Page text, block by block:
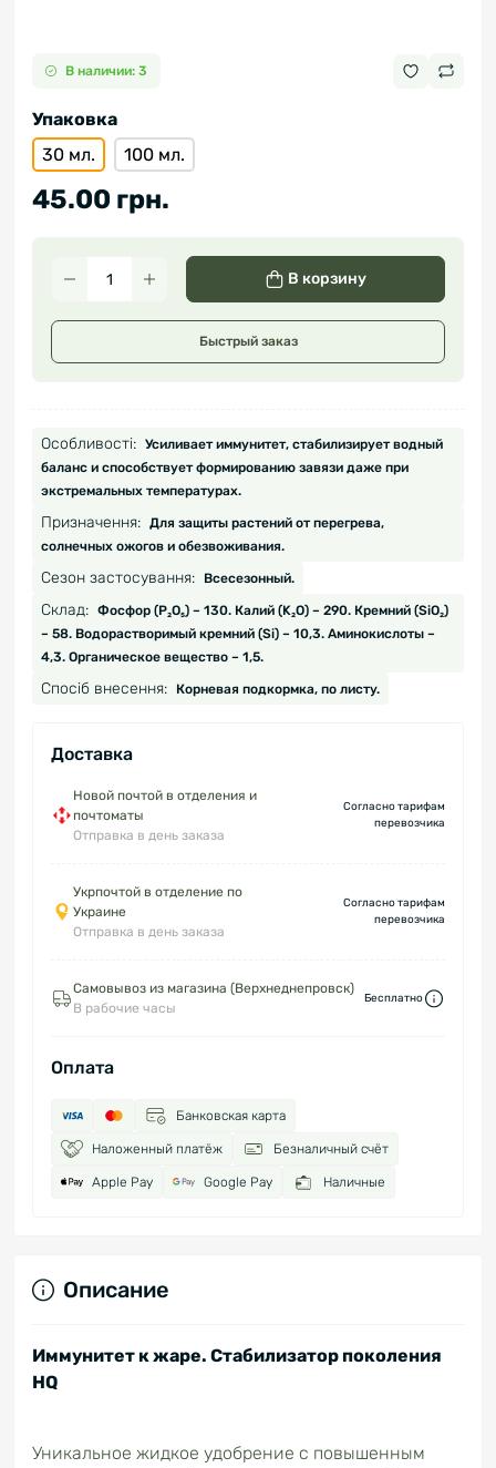
В наличии: 3
Упаковка
30 мл.
100 мл.
45.00 грн.
В корзину
Быстрый заказ
Особливості: Усиливает иммунитет, стабилизирует водный
баланс и способствует формированию завязи даже при
экстремальных температурах.
Призначення: Для защиты растений от перегрева,
солнечных ожогов и обезвоживания.
Сезон застосування: Всесезонный.
Склад: Фосфор (P₂O₅) – 130. Калий (K₂O) – 290. Кремний (SiO₂)
– 58. Водорастворимый кремний (Si) – 10,3. Аминокислоты –
4,3. Органическое вещество – 1,5.
Спосіб внесення: Корневая подкормка, по листу.
Доставка
Новой почтой в отделения и
почтоматы
Отправка в день заказа
Согласно тарифам
перевозчика
Укрпочтой в отделение по
Украине
Отправка в день заказа
Согласно тарифам
перевозчика
Самовывоз из магазина (Верхнеднепровск)
В рабочие часы
Бесплатно
Оплата
Банковская карта
Наложенный платёж Безналичный счёт
Apple Pay Google Pay Наличные
Описание
Иммунитет к жаре. Стабилизатор поколения
HQ
Уникальное жидкое удобрение с повышенным